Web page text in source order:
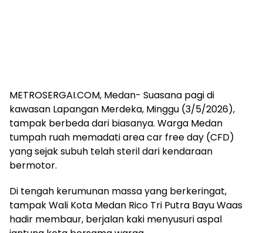
METROSERGAI.COM, Medan- Suasana pagi di
kawasan Lapangan Merdeka, Minggu (3/5/2026),
tampak berbeda dari biasanya. Warga Medan
tumpah ruah memadati area car free day (CFD)
yang sejak subuh telah steril dari kendaraan
bermotor.
Di tengah kerumunan massa yang berkeringat,
tampak Wali Kota Medan Rico Tri Putra Bayu Waas
hadir membaur, berjalan kaki menyusuri aspal